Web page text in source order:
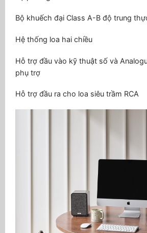
Bộ khuếch đại Class A-B độ trung
Hệ thống loa hai chiều
Hỗ trợ đầu vào kỹ thuật số và
phụ trợ
Hỗ trợ đầu ra cho loa siêu trầm RCA